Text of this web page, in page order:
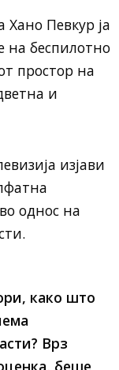
Хано Певкур ја
на беспилотно
простор на
и
изјави
однос на
како што
Врз
беше